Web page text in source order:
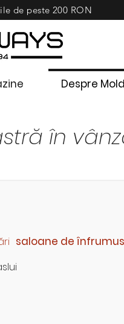
Despre
de peste 200 RON
în
saloane de